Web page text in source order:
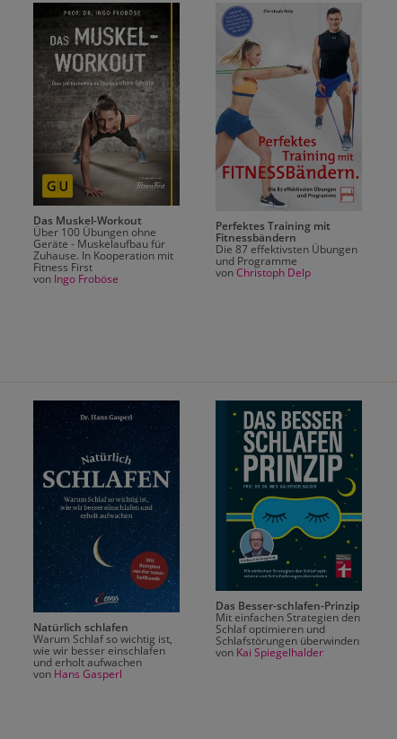
Das Muskel-Workout
Über 100 Übungen ohne
Geräte - Muskelaufbau für
Zuhause. In Kooperation mit
Fitness First
von Ingo Froböse
Perfektes Training mit
Fitnessbändern
Die 87 effektivsten Übungen
und Programme
von Christoph Delp
Natürlich schlafen
Warum Schlaf so wichtig ist,
wie wir besser einschlafen
und erholt aufwachen
von Hans Gasperl
Das Besser-schlafen-Prinzip
Mit einfachen Strategien den
Schlaf optimieren und
Schlafstörungen überwinden
von Kai Spiegelhalder